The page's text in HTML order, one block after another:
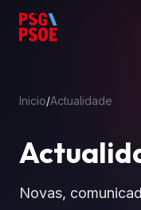
Inicio/Actualidade
Novas,